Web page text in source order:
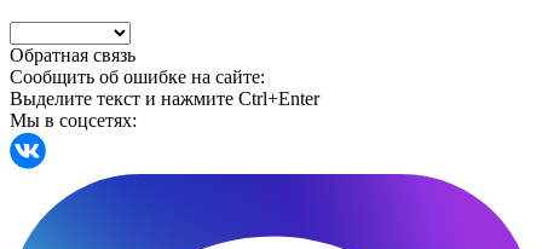
Обратная связь
Сообщить об ошибке на сайте:
Выделите текст и нажмите Ctrl+Enter
Мы в соцсетях: